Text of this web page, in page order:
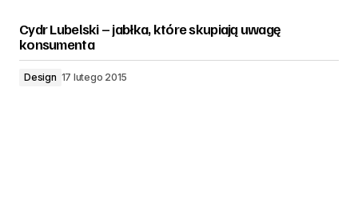
Cydr Lubelski – jabłka, które skupiają uwagę
konsumenta
Design 17 lutego 2015